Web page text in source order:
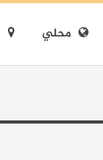
محلي